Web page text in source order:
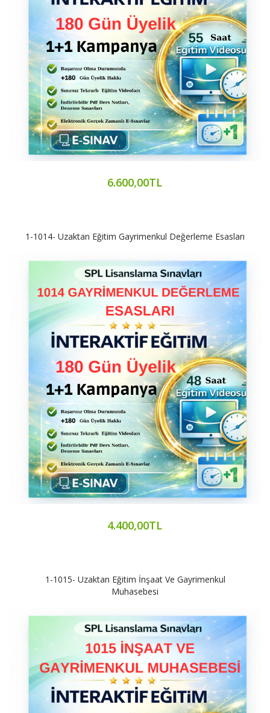
6.600,00TL
1-1014- Uzaktan Eğitim Gayrimenkul Değerleme Esasları
4.400,00TL
1-1015- Uzaktan Eğitim İnşaat Ve Gayrimenkul
Muhasebesi